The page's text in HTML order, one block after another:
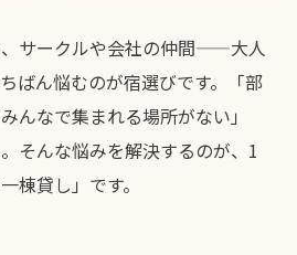
サークルや会社の仲間——大人
ばん悩むのが宿選びです。「部
んなで集まれる場所がない」
そんな悩みを解決するのが、1
棟貸し」です。